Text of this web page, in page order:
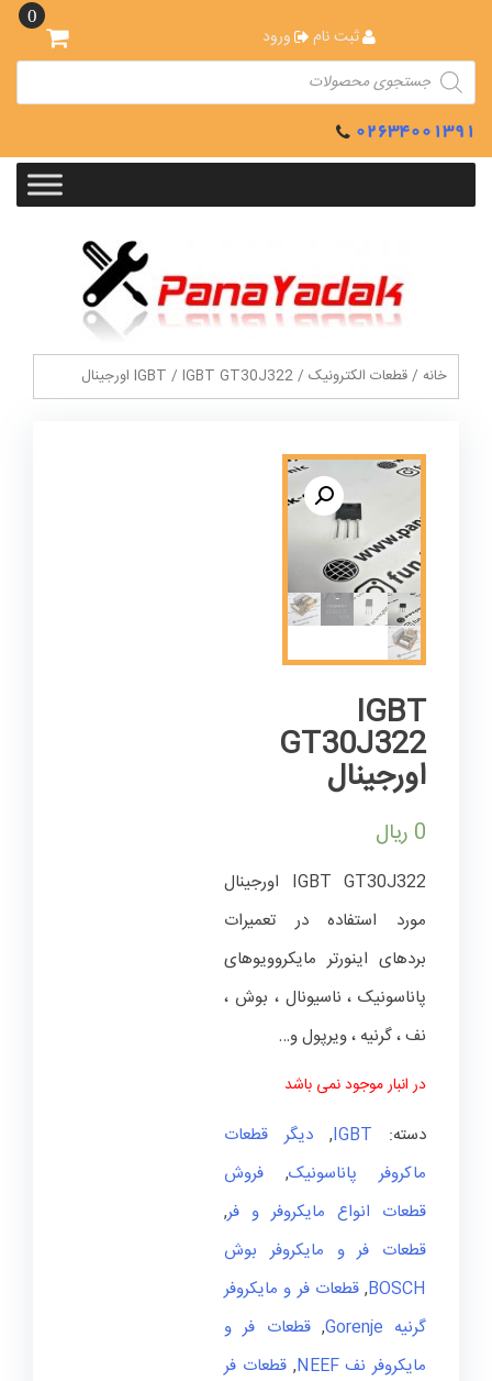
content
0
ثبت نام
ورود
Products
search
02634001391
خانه /قطعات الکترونیک /
IGBT / IGBT GT30J322 اورجینال
IGBT
GT30J322
اورجینال
0 ریال
IGBT GT30J322 اورجینال
مورد استفاده در تعمیرات
بردهای اینورتر مایکروویوهای
پاناسونیک ، ناسیونال ، بوش ،
نف ، گرنیه ، ویرپول و…
در انبار موجود نمی باشد
دسته: IGBT
, دیگر قطعات
ماکروفر پاناسونیک, فروش
قطعات انواع مایکروفر و فر,
قطعات فر و مایکروفر بوش
BOSCH
,قطعات فر و مایکروفر
گرنیه Gorenje
,قطعات فر و
مایکروفر نف NEEF
, قطعات فر